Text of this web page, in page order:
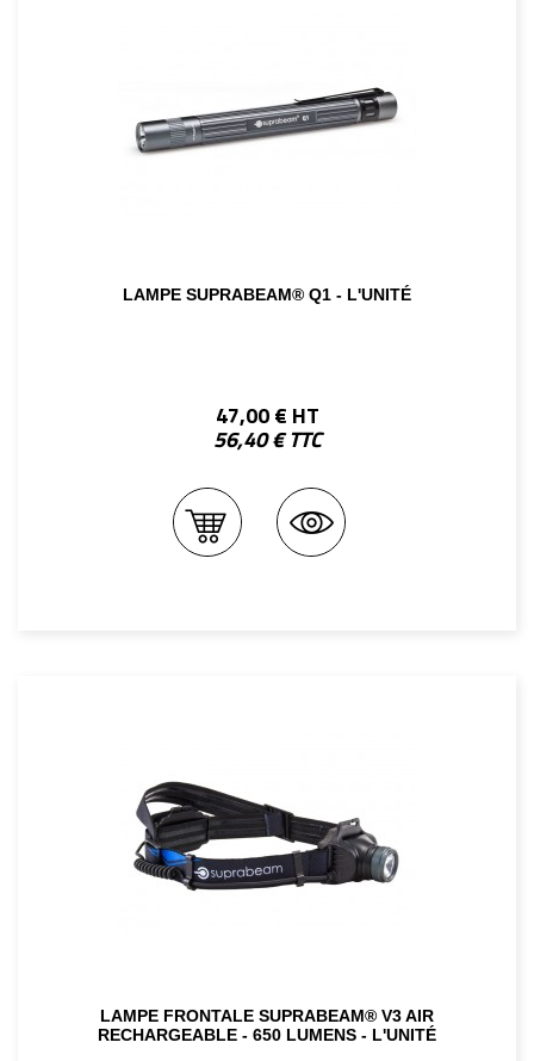
LAMPE SUPRABEAM® Q1 - L'UNITÉ
47,00 € HT
56,40 € TTC
LAMPE FRONTALE SUPRABEAM® V3 AIR
RECHARGEABLE - 650 LUMENS - L'UNITÉ